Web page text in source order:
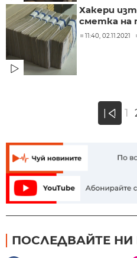
Хакери
сметка на
11:40, 02.11.2021
« 1
ПОСЛЕДВАЙТЕ НИ